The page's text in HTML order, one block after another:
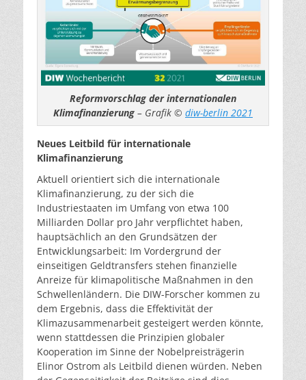
Reformvorschlag der internationalen
Klimafinanzierung – Grafik © diw-berlin 2021
Neues Leitbild für internationale
Klimafinanzierung
Aktuell orientiert sich die internationale
Klimafinanzierung, zu der sich die
Industriestaaten im Umfang von etwa 100
Milliarden Dollar pro Jahr verpflichtet haben,
hauptsächlich an den Grundsätzen der
Entwicklungsarbeit: Im Vordergrund der
einseitigen Geldtransfers stehen finanzielle
Anreize für klimapolitische Maßnahmen in den
Schwellenländern. Die DIW-Forscher kommen zu
dem Ergebnis, dass die Effektivität der
Klimazusammenarbeit gesteigert werden könnte,
wenn stattdessen die Prinzipien globaler
Kooperation im Sinne der Nobelpreisträgerin
Elinor Ostrom als Leitbild dienen würden. Neben